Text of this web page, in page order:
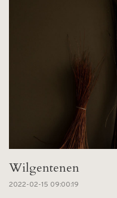
Wilgentenen
2022-02-15 09:00:19